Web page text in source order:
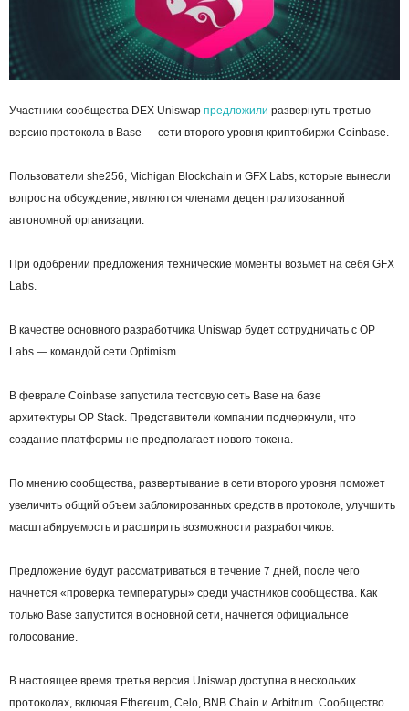
Участники сообщества DEX Uniswap предложили развернуть третью
версию протокола в Base — сети второго уровня криптобиржи Coinbase.
Пользователи she256, Michigan Blockchain и GFX Labs, которые вынесли
вопрос на обсуждение, являются членами децентрализованной
автономной организации.
При одобрении предложения технические моменты возьмет на себя GFX
Labs.
В качестве основного разработчика Uniswap будет сотрудничать с OP
Labs — командой сети Optimism.
В феврале Coinbase запустила тестовую сеть Base на базе
архитектуры OP Stack. Представители компании подчеркнули, что
создание платформы не предполагает нового токена.
По мнению сообщества, развертывание в сети второго уровня поможет
увеличить общий объем заблокированных средств в протоколе, улучшить
масштабируемость и расширить возможности разработчиков.
Предложение будут рассматриваться в течение 7 дней, после чего
начнется «проверка температуры» среди участников сообщества. Как
только Base запустится в основной сети, начнется официальное
голосование.
В настоящее время третья версия Uniswap доступна в нескольких
протоколах, включая Ethereum, Celo, BNB Chain и Arbitrum. Сообщество